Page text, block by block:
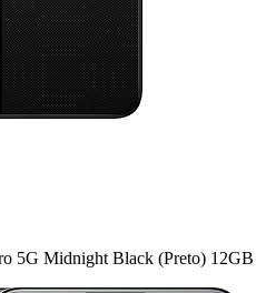
5G Midnight Black (Preto)